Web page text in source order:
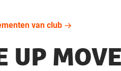
van club
UP